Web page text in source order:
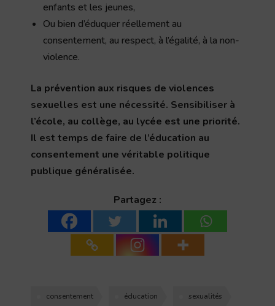
enfants et les jeunes,
Ou bien d’éduquer réellement au
consentement, au respect, à l’égalité, à la non-
violence.
La prévention aux risques de violences
sexuelles est une nécessité. Sensibiliser à
l’école, au collège, au lycée est une priorité.
Il est temps de faire de l’éducation au
consentement une véritable politique
publique généralisée.
Partagez :
consentement éducation sexualités